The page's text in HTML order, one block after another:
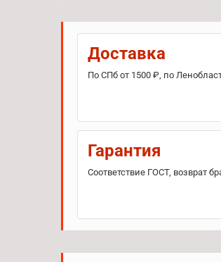
Доставка
По СПб от 1500 ₽, по
Гарантия
Соответствие ГОСТ, возврат